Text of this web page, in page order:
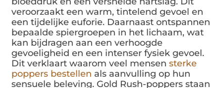
veroorzaakt een warm, tintelend gevoel en
een tijdelijke euforie. Daarnaast ontspannen
bepaalde spiergroepen in het lichaam, wat
kan bijdragen aan een verhoogde
gevoeligheid en een intenser fysiek gevoel.
Dit verklaart waarom veel mensensterke
poppers bestellen als aanvulling op hun
sensuele beleving. Gold Rush-poppers staan